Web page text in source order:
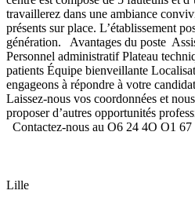
travaillerez dans une ambiance
présents sur place. L’établissement
génération. Avantages du poste
Personnel administratif Plateau
patients Équipe bienveillante
engageons à répondre à votre
Laissez-nous vos coordonnées et
proposer d’autres opportunités
Contactez-nous au O6 24 4O O1 67
Lille